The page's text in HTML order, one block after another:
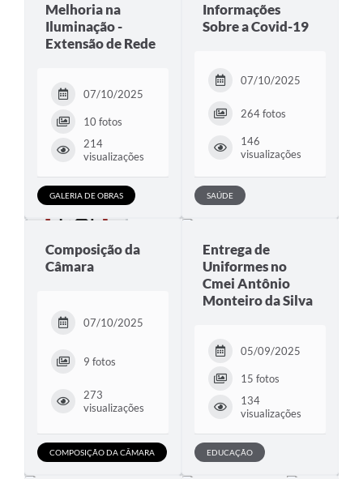
Melhoria na
Iluminação -
Extensão de Rede
07/10/2025
10 fotos
214
visualizações
GALERIA DE OBRAS
Informações
Sobre a Covid-19
07/10/2025
264 fotos
146
visualizações
SAÚDE
Composição da
Câmara
07/10/2025
9 fotos
273
visualizações
COMPOSIÇÃO DA CÂMARA
Entrega de
Uniformes no
Cmei Antônio
Monteiro da Silva
05/09/2025
15 fotos
134
visualizações
EDUCAÇÃO